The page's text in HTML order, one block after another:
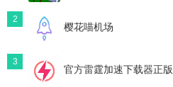
2
樱花喵机场
3
官方雷霆加速下载器正版